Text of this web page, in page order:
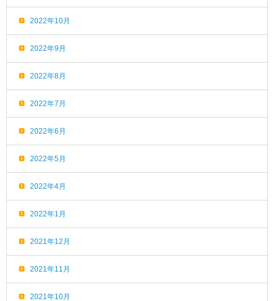
2022年10月
2022年9月
2022年8月
2022年7月
2022年6月
2022年5月
2022年4月
2022年1月
2021年12月
2021年11月
2021年10月